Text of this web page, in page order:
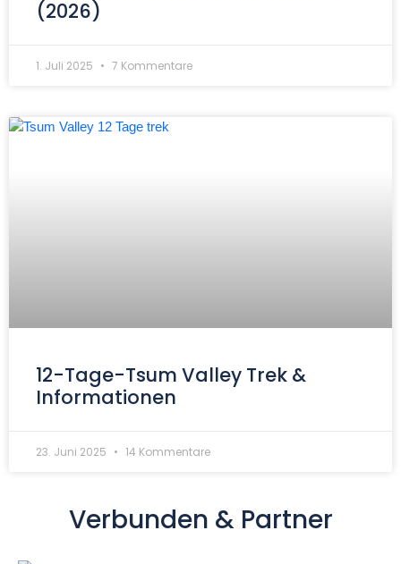
(2026)
1. Juli 2025 7 Kommentare
12-Tage-Tsum Valley Trek &
Informationen
23. Juni 2025 14 Kommentare
Verbunden & Partner